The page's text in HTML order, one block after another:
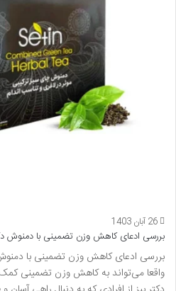
26 آبان 1403
بررسی ادعای کاهش وزن تضمینی با دمنوش
بررسی ادعای کاهش وزن تضمینی با دمنوش
واقعا می‌تواند به کاهش وزن تضمینی